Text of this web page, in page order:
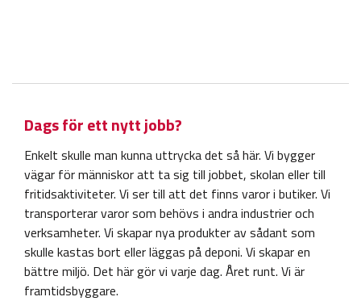
Dags för ett nytt jobb?
Enkelt skulle man kunna uttrycka det så här. Vi bygger
vägar för människor att ta sig till jobbet, skolan eller till
fritidsaktiviteter. Vi ser till att det finns varor i butiker. Vi
transporterar varor som behövs i andra industrier och
verksamheter. Vi skapar nya produkter av sådant som
skulle kastas bort eller läggas på deponi. Vi skapar en
bättre miljö. Det här gör vi varje dag. Året runt. Vi är
framtidsbyggare.